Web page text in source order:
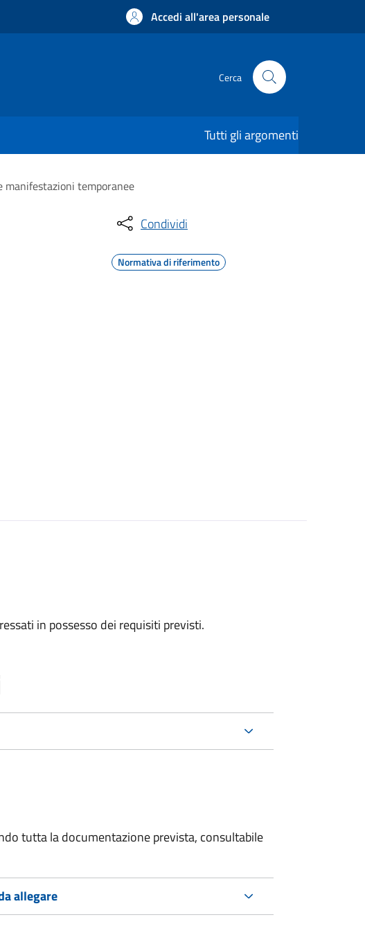
Accedi all'area personale
Cerca
Tutti gli argomenti
temporanee
Condividi
Normativa di riferimento
in possesso dei requisiti previsti.
tutta la documentazione prevista, consultabile
allegare